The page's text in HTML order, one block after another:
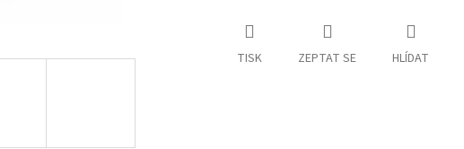
TISK ZEPTAT SE HLÍDAT